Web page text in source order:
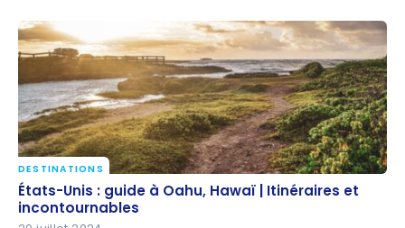
États-Unis : guide à Oahu, Hawaï | Itinéraires et
incontournables
DESTINATIONS
États-Unis : guide à Oahu, Hawaï | Itinéraires et
incontournables